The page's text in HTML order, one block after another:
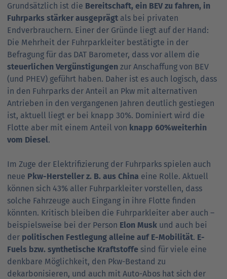
Grundsätzlich ist die Bereitschaft, ein BEV zu fahren, in
Fuhrparks stärker ausgeprägt als bei privaten
Endverbrauchern. Einer der Gründe liegt auf der Hand:
Die Mehrheit der Fuhrparkleiter bestätigte in der
Befragung für das DAT Barometer, dass vor allem die
steuerlichen Vergünstigungen zur Anschaffung von BEV
(und PHEV) geführt haben. Daher ist es auch logisch, dass
in den Fuhrparks der Anteil an Pkw mit alternativen
Antrieben in den vergangenen Jahren deutlich gestiegen
ist, aktuell liegt er bei knapp 30%. Dominiert wird die
Flotte aber mit einem Anteil von knapp 60%weiterhin
vom Diesel.
Im Zuge der Elektrifizierung der Fuhrparks spielen auch
neue Pkw-Hersteller z. B. aus China eine Rolle. Aktuell
können sich 43% aller Fuhrparkleiter vorstellen, dass
solche Fahrzeuge auch Eingang in ihre Flotte finden
könnten. Kritisch bleiben die Fuhrparkleiter aber auch –
beispielsweise bei der Person Elon Musk und auch bei
der politischen Festlegung alleine auf E-Mobilität. E-
Fuels bzw. synthetische Kraftstoffe sind für viele eine
denkbare Möglichkeit, den Pkw-Bestand zu
dekarbonisieren, und auch mit Auto-Abos hat sich der